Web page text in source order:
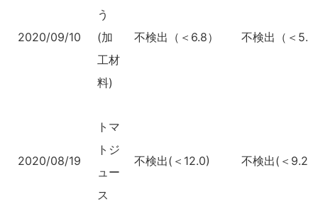
2020/09/10
う
(加
工材
料)
不検出（＜6.8） 不検出（＜5.2
2020/08/19
トマ
トジ
ュー
ス
不検出(＜12.0) 不検出(＜9.2)